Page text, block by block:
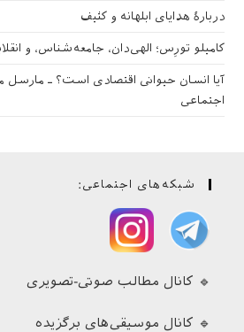
دربارهٔ هدایای ابلهانه و کثیف
کامیلو تورِس؛ الهی‌دان، جامعه‌شناس، و
آیا انسان حیوانی اقتصادی است؟ ـ
اجتماعی
شبکه‌های اجتماعی:
🔹 کانال مطالب صوتی-تصویری
🔹 کانال موسیقی‌های برگزیده